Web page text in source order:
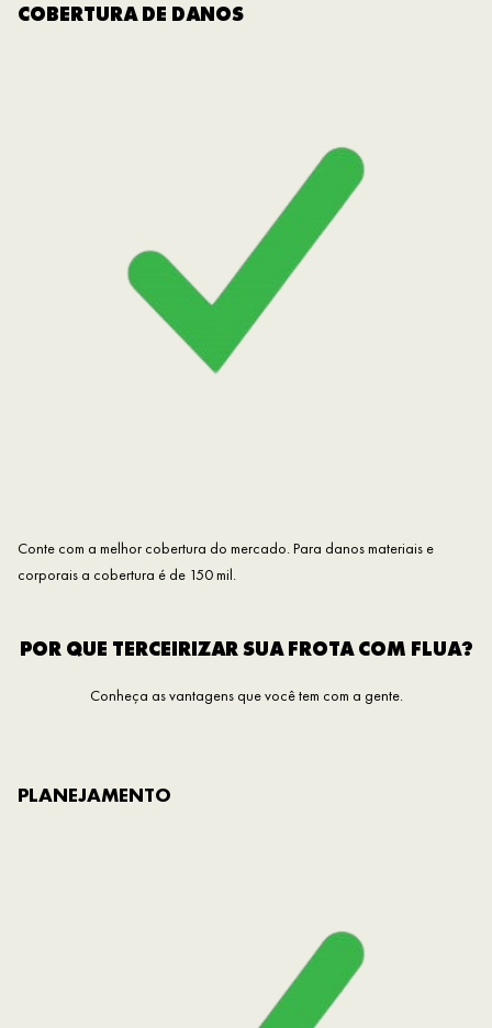
COBERTURA DE DANOS
Conte com a melhor cobertura do mercado. Para danos materiais e
corporais a cobertura é de 150 mil.
POR QUE TERCEIRIZAR SUA FROTA COM FLUA?
Conheça as vantagens que você tem com a gente.
PLANEJAMENTO